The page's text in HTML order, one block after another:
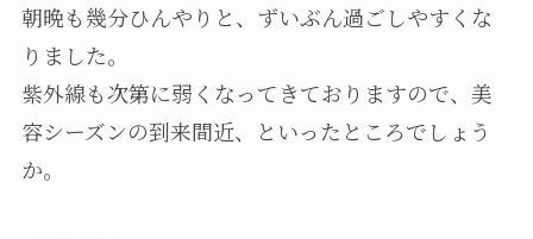
朝晩も幾分ひんやりと、ずいぶん過ごしやすくな
りました。
紫外線も次第に弱くなってきておりますので、美
容シーズンの到来間近、といったところでしょう
か。